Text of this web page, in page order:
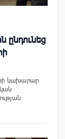
նախարար